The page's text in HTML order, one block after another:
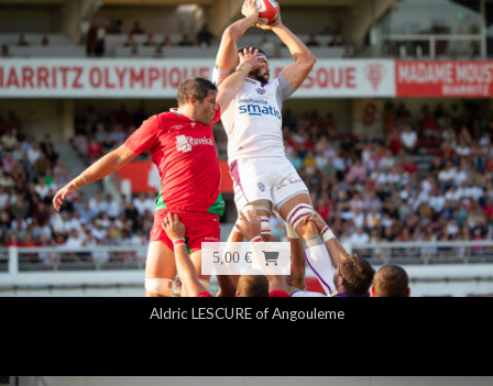
5,00 €
Aldric LESCURE of Angouleme